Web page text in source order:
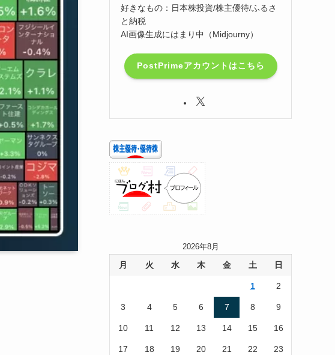
好きなもの：日本株投資/株主優待/ふるさ
と納税
AI画像生成にはまり中（Midjourny）
PostPrimeアカウントはこちら
2026年8月
月 火 水 木 金 土 日
1 2
3 4 5 6 7 8 9
10 11 12 13 14 15 16
17 18 19 20 21 22 23